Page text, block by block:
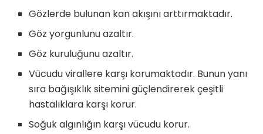
Gözlerde bulunan kan akışını arttırmaktadır.
Göz yorgunlunu azaltır.
Göz kuruluğunu azaltır.
Vücudu virallere karşı korumaktadır. Bunun yanı
sıra bağışıklık sitemini güçlendirerek çeşitli
hastalıklara karşı korur.
Soğuk algınlığın karşı vücudu korur.